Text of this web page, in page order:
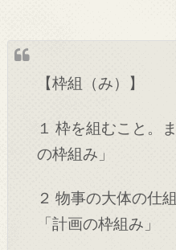
【枠組（み）】
１ 枠を組むこと。
の枠組み」
２ 物事の大体の仕
「計画の枠組み」